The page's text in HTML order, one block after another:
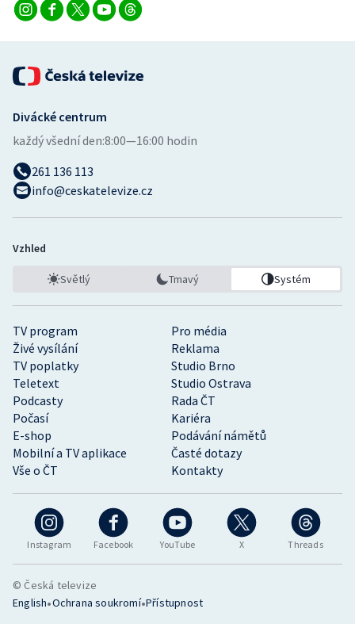
Instagram Facebook YouTube X Threads
TV program
Pro média
Živé vysílání
Reklama
TV poplatky
Studio Brno
Teletext
Studio Ostrava
Podcasty
Rada ČT
Počasí
Kariéra
E-shop
Podávání námětů
Mobilní a TV aplikace
Časté dotazy
Vše o ČT
Kontakty
Divácké centrum
každý všední den:8:00—16:00 hodin
261 136 113
info@ceskatelevize.cz
Vzhled
Světlý Tmavý Systém
© Česká televize
English•Ochrana soukromí•Přístupnost